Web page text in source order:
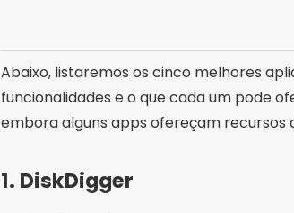
Abaixo, listaremos os cinco melhores
funcionalidades e o que cada um pode
embora alguns apps ofereçam recursos
1. DiskDigger